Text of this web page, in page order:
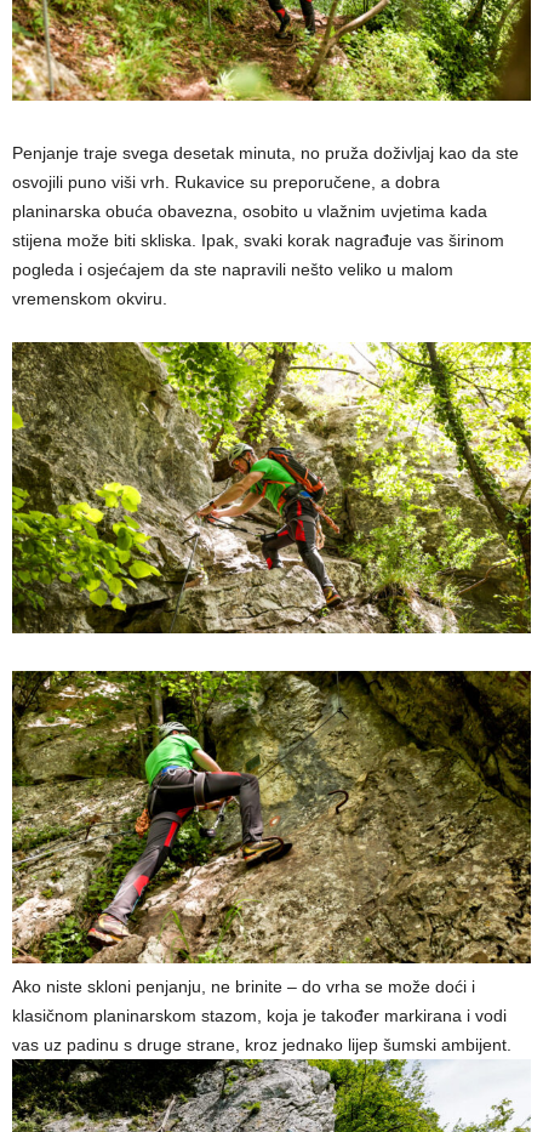
Penjanje traje svega desetak minuta, no pruža doživljaj kao da ste
osvojili puno viši vrh. Rukavice su preporučene, a dobra
planinarska obuća obavezna, osobito u vlažnim uvjetima kada
stijena može biti skliska. Ipak, svaki korak nagrađuje vas širinom
pogleda i osjećajem da ste napravili nešto veliko u malom
vremenskom okviru.
Ako niste skloni penjanju, ne brinite – do vrha se može doći i
klasičnom planinarskom stazom, koja je također markirana i vodi
vas uz padinu s druge strane, kroz jednako lijep šumski ambijent.